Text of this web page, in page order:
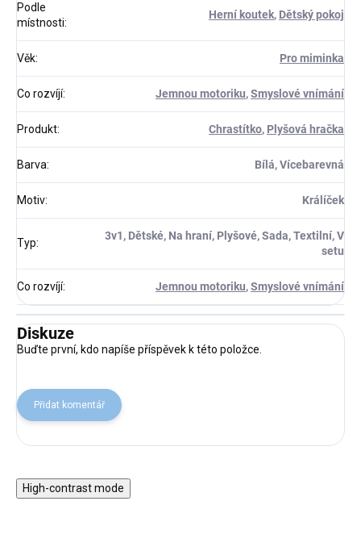
Podle
místnosti:
Herní koutek, Dětský pokoj
Věk: Pro miminka
Co rozvíjí: Jemnou motoriku,Smyslové vnímání
Produkt: Chrastítko, Plyšová hračka
Barva: Bílá, Vícebarevná
Motiv: Králíček
Typ:
3v1, Dětské, Na hraní, Plyšové, Sada, Textilní, V
setu
Co rozvíjí: Jemnou motoriku,Smyslové vnímání
Diskuze
Buďte první, kdo napíše příspěvek k této položce.
Přidat komentář
High-contrast mode